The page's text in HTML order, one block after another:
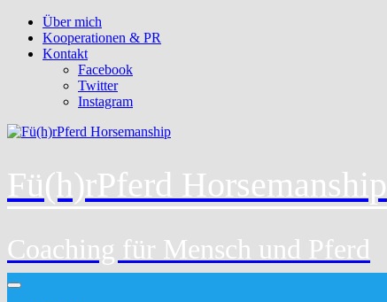
Über mich
Kooperationen & PR
Kontakt
Facebook
Twitter
Instagram
Fü(h)rPferd Horsemanship
Coaching für Mensch und Pferd